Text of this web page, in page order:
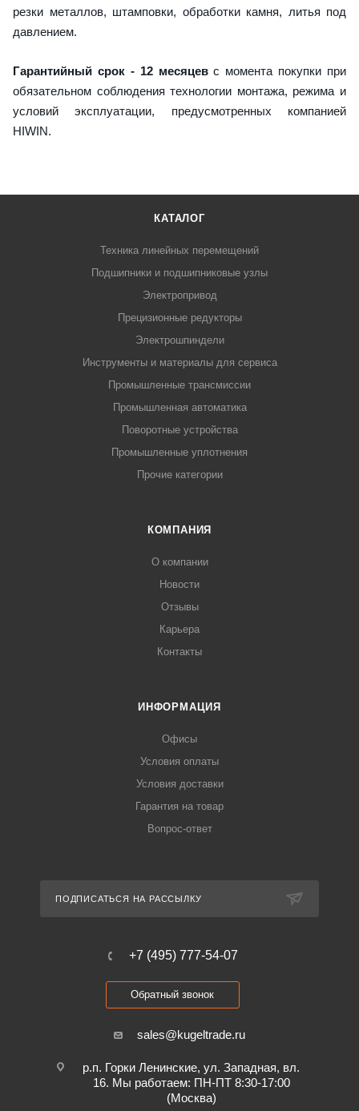
резки металлов, штамповки, обработки камня, литья под
давлением.
Гарантийный срок - 12 месяцевс момента покупки при
обязательном соблюдения технологии монтажа, режима и
условий эксплуатации, предусмотренных компанией
HIWIN.
КАТАЛОГ
Техника линейных перемещений
Подшипники и подшипниковые узлы
Электропривод
Прецизионные редукторы
Электрошпиндели
Инструменты и материалы для сервиса
Промышленные трансмиссии
Промышленная автоматика
Поворотные устройства
Промышленные уплотнения
Прочие категории
КОМПАНИЯ
О компании
Новости
Отзывы
Карьера
Контакты
ИНФОРМАЦИЯ
Офисы
Условия оплаты
Условия доставки
Гарантия на товар
Вопрос-ответ
ПОДПИСАТЬСЯ НА РАССЫЛКУ
+7 (495) 777-54-07
Обратный звонок
sales@kugeltrade.ru
р.п. Горки Ленинские, ул. Западная, вл.
16. Мы работаем: ПН-ПТ 8:30-17:00
(Москва)